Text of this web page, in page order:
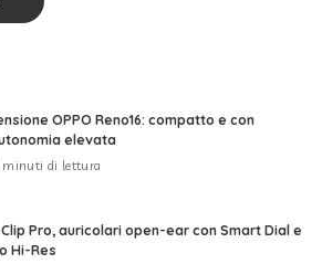
OPPO Reno16: compatto e con
elevata
minuti di lettura
Clip Pro, auricolari open-ear con Smart Dial e
Hi-Res